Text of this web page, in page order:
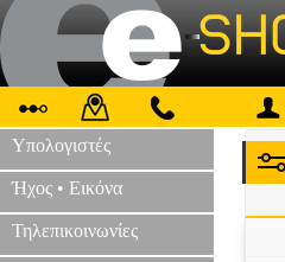
Υπολογιστές
Ήχος • Εικόνα
Τηλεπικοινωνίες